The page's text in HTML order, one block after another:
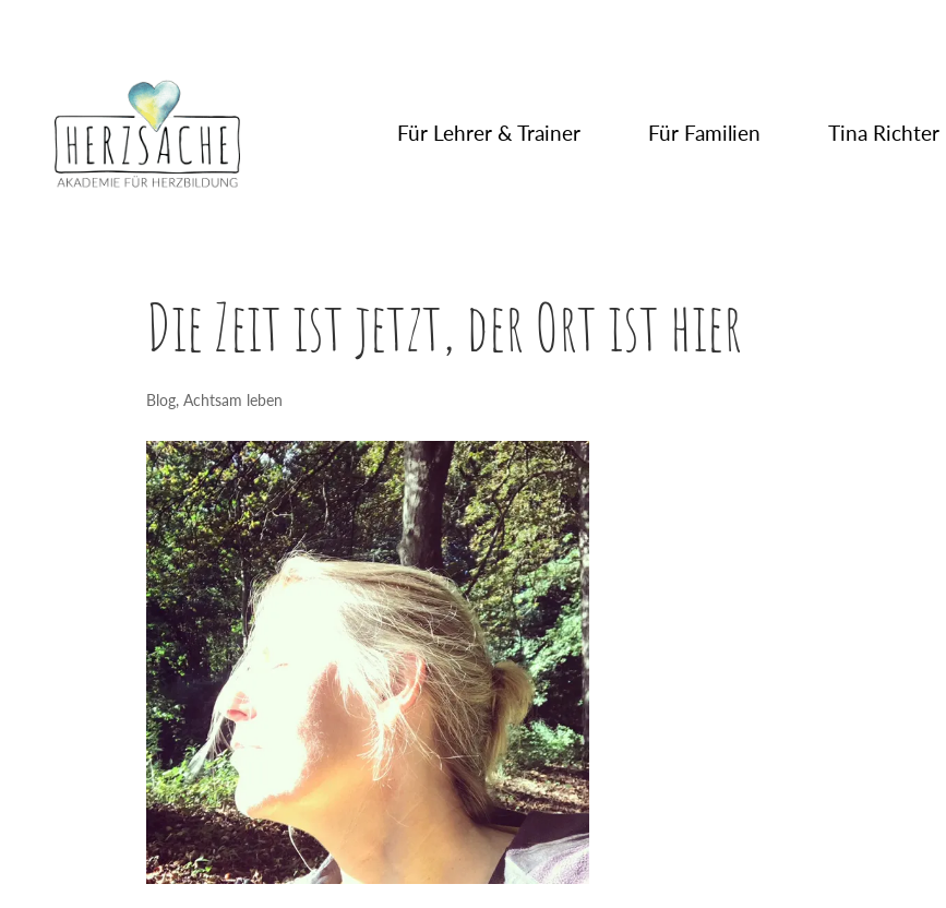
Für Lehrer & Trainer Für Familien Tina Richter
Die Zeit ist jetzt, der Ort ist hier
Blog,Achtsam leben